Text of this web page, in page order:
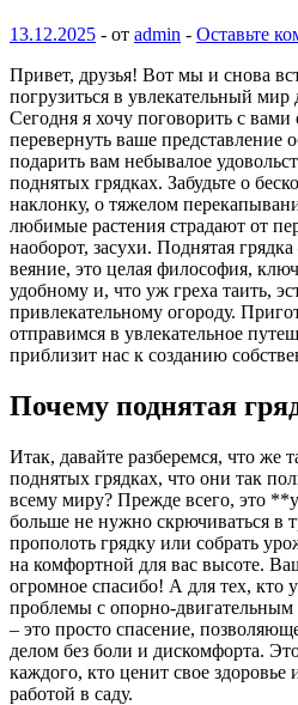
13.12.2025 - от admin - Оставьте
Привет, друзья! Вот мы и снова
погрузиться в увлекательный
Сегодня я хочу поговорить с
перевернуть ваше представление
подарить вам небывалое
поднятых грядках. Забудьте о
наклонку, о тяжелом
любимые растения страдают от
наоборот, засухи. Поднятая
веяние, это целая философия,
удобному и, что уж греха таить,
привлекательному огороду.
отправимся в увлекательное
приблизит нас к созданию
Почему поднятая
Итак, давайте разберемся, что же
поднятых грядках, что они так
всему миру? Прежде всего, это
больше не нужно скрючиваться в
прополоть грядку или собрать
на комфортной для вас высоте.
огромное спасибо! А для тех, кто
проблемы с опорно-двигательным
– это просто спасение,
делом без боли и дискомфорта.
каждого, кто ценит свое здоровье
работой в саду.